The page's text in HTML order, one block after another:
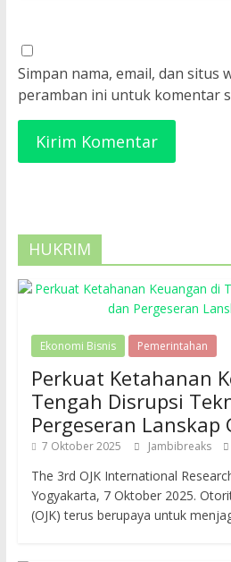
Simpan nama, email, dan situs
peramban ini untuk komentar
HUKRIM
Ekonomi Bisnis Pemerintahan
Perkuat Ketahanan
Tengah Disrupsi
Pergeseran Lanskap
7 Oktober 2025 Jambibreaks
The 3rd OJK International
Yogyakarta, 7 Oktober 2025.
(OJK) terus berupaya untuk